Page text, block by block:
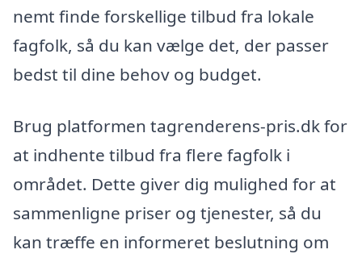
nemt finde forskellige tilbud fra lokale
fagfolk, så du kan vælge det, der passer
bedst til dine behov og budget.
Brug platformen tagrenderens-pris.dk for
at indhente tilbud fra flere fagfolk i
området. Dette giver dig mulighed for at
sammenligne priser og tjenester, så du
kan træffe en informeret beslutning om